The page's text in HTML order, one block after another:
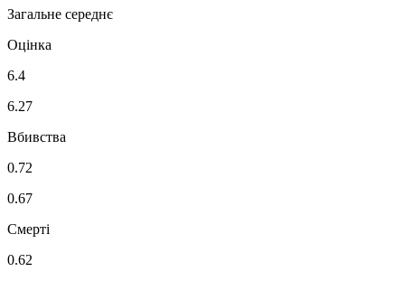
Загальне середнє
Оцінка
6.4
6.27
Вбивства
0.72
0.67
Смерті
0.62